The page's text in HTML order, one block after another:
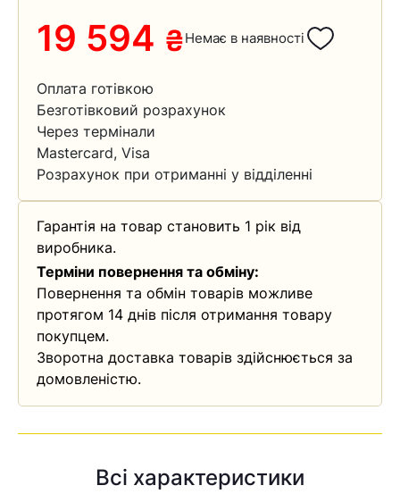
19 594 ₴Немає в наявності
Оплата готівкою
Безготівковий розрахунок
Через термінали
Mastercard, Visa
Розрахунок при отриманні у відділенні
Гарантія на товар становить 1 рік від
виробника.
Терміни повернення та обміну:
Повернення та обмін товарів можливе
протягом 14 днів після отримання товару
покупцем.
Зворотна доставка товарів здійснюється за
домовленістю.
Всі характеристики